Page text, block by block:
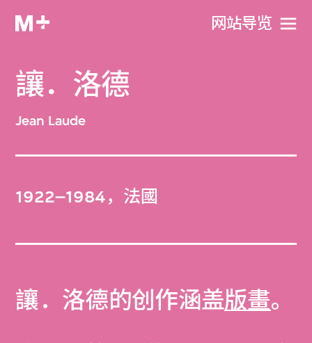
网站导览
讓．洛德
Jean Laude
1922–1984，法國
讓．洛德的创作涵盖版畫。